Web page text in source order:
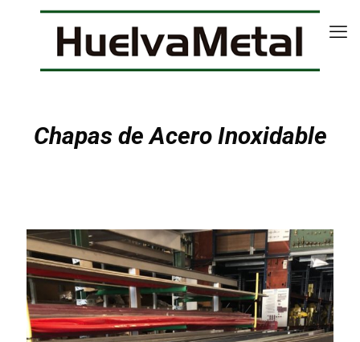
Chapas de Acero Inoxidable